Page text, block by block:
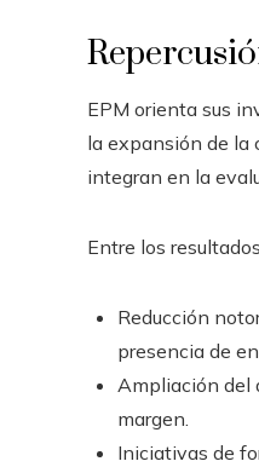
EPM orienta sus
la expansión de la
integran en la
Entre los
Reducción
presencia de
Ampliación del
margen.
Iniciativas de